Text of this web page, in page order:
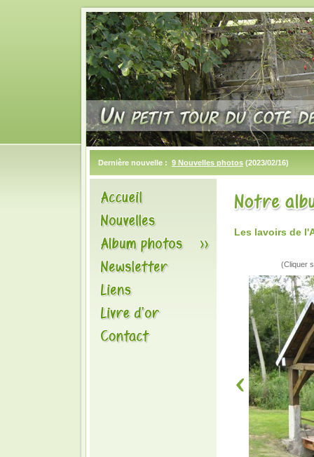
Dernière nouvelle : 9 Nouvelles photos (2023/02/16)
Les lavoirs de
(Cliquer